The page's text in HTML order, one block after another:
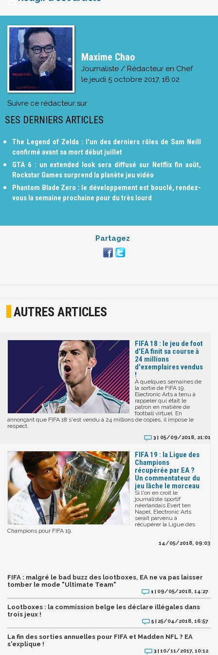
Maxime Chao
Journaliste / Rédacteur en Chef
le jeudi 5 octobre 2017, 16:02
Suivre ce rédacteur sur
SES DERNIERS ARTICLES
The Legend of Zelda : l'un des derniers rôles de Sam Neill
confirmé avant sa mort début juillet
GTA 6 : un extended look sera diffusé sur Netflix fin août,
Rockstar Games surprend la planète jeu vidéo
Phantom Blade Zero : le développement est bouclé, rendez-
vous la semaine prochaine pour du très lourd
Partagez
AUTRES ARTICLES
FIFA 18 : le jeu de foot
d'EA finit sa course à
24 millions
d'exemplaires vendus
!
À quelques semaines de
la sortie de FIFA 19,
Electronic Arts a tenu à
rappeler qui était le
patron en matière de
football virtuel. En
annonçant que FIFA 18 s'est vendu à 24 millions de copies, il impose le
respect.
3 | 05/09/2018, 21:01
FIFA 19 : la Ligue des
Champions
récupérée par EA ?
Un commentateur du
jeu lâche le morceau
Si l'on en croit le
journaliste sportif
néerlandais Evert ten
Napel, Electronic Arts
serait parvenu à
récupérer la Ligue des
Champions pour FIFA 19.
14/05/2018, 09:03
FIFA : malgré le bad buzz des lootboxes, EA ne va pas laisser
tomber le mode "Ultimate Team"
1 | 09/05/2018, 14:27
Lootboxes : la commission belge les déclare illégales dans
trois jeux !
5 | 25/04/2018, 16:57
La fin des sorties annuelles pour FIFA et Madden NFL ? EA
s'explique !
3 | 10/11/2017, 10:12